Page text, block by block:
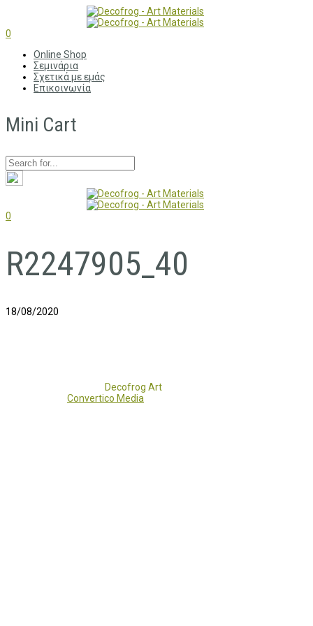
0
Online Shop
Σεμινάρια
Σχετικά με εμάς
Επικοινωνία
Mini Cart
0
R2247905_40
18/08/2020
Decofrog Art
Convertico Media